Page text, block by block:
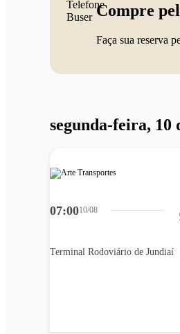
Compre
Faça sua reserva
segunda-feira, 10
07:0010/08
Terminal Rodoviário de Jundiaí